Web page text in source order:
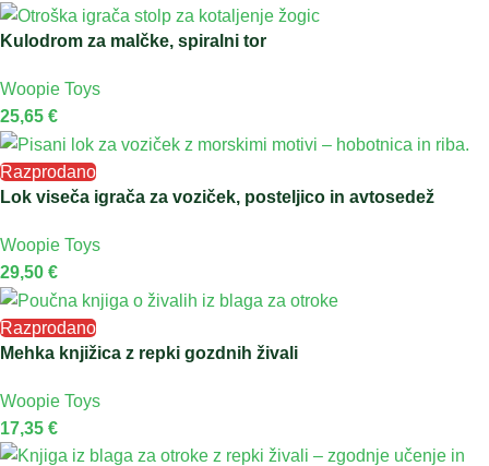
Kulodrom za malčke, spiralni tor
Woopie Toys
25,65 €
Razprodano
Lok viseča igrača za voziček, posteljico in avtosedež
Woopie Toys
29,50 €
Razprodano
Mehka knjižica z repki gozdnih živali
Woopie Toys
17,35 €